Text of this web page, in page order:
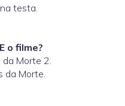
testa.
o filme?
Morte 2.
da Morte.